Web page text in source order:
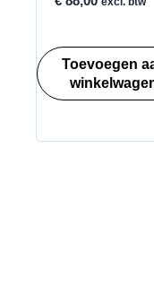
Toevoegen